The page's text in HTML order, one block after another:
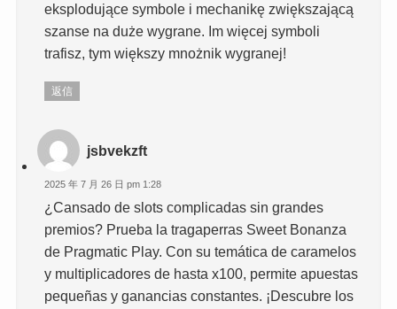
eksplodujące symbole i mechanikę zwiększającą
szanse na duże wygrane. Im więcej symboli
trafisz, tym większy mnożnik wygranej!
返信
jsbvekzft
2025 年 7 月 26 日 pm 1:28
¿Cansado de slots complicadas sin grandes
premios? Prueba la tragaperras Sweet Bonanza
de Pragmatic Play. Con su temática de caramelos
y multiplicadores de hasta x100, permite apuestas
pequeñas y ganancias constantes. ¡Descubre los